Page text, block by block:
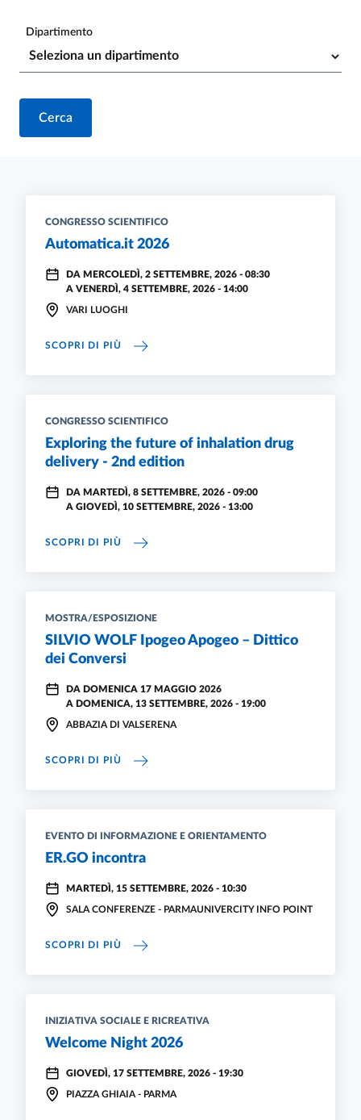
Dipartimento
CONGRESSO SCIENTIFICO
Automatica.it 2026
DA MERCOLEDÌ, 2 SETTEMBRE, 2026 - 08:30
A VENERDÌ, 4 SETTEMBRE, 2026 - 14:00
VARI LUOGHI
SCOPRI DI PIÙ AUTOMATICA.IT 2026
CONGRESSO SCIENTIFICO
Exploring the future of inhalation drug
delivery - 2nd edition
DA MARTEDÌ, 8 SETTEMBRE, 2026 - 09:00
A GIOVEDÌ, 10 SETTEMBRE, 2026 - 13:00
SCOPRI DI PIÙ EXPLORING THE FUTURE OF INHALATION
MOSTRA/ESPOSIZIONE
SILVIO WOLF Ipogeo Apogeo – Dittico
dei Conversi
DA DOMENICA 17 MAGGIO 2026
A DOMENICA, 13 SETTEMBRE, 2026 - 19:00
ABBAZIA DI VALSERENA
SCOPRI DI PIÙ SILVIO WOLF IPOGEO APOGEO – DITTICO
EVENTO DI INFORMAZIONE E ORIENTAMENTO
ER.GO incontra
MARTEDÌ, 15 SETTEMBRE, 2026 - 10:30
SALA CONFERENZE - PARMAUNIVERCITY INFO POINT
SCOPRI DI PIÙ ER.GO INCONTRA
INIZIATIVA SOCIALE E RICREATIVA
Welcome Night 2026
GIOVEDÌ, 17 SETTEMBRE, 2026 - 19:30
PIAZZA GHIAIA - PARMA